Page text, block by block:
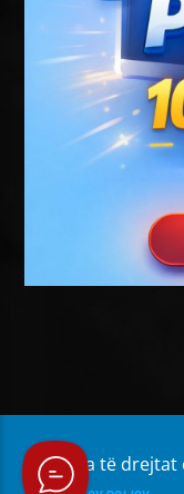
Të gjitha të drejtat